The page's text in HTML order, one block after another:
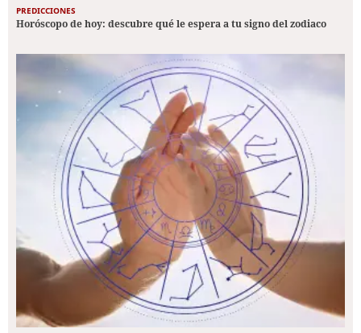
PREDICCIONES
Horóscopo de hoy: descubre qué le espera a tu signo del zodiaco